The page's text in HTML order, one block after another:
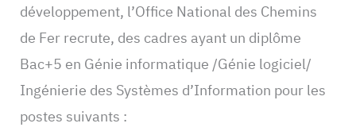
développement, l’Office National des Chemins
de Fer recrute, des cadres ayant un diplôme
Bac+5 en Génie informatique /Génie logiciel/
Ingénierie des Systèmes d’Information pour les
postes suivants :